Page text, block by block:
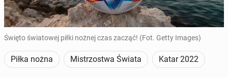
Święto światowej piłki nożnej czas zacząć! (Fot. Getty Images)
Piłka nożna Mistrzostwa Świata Katar 2022